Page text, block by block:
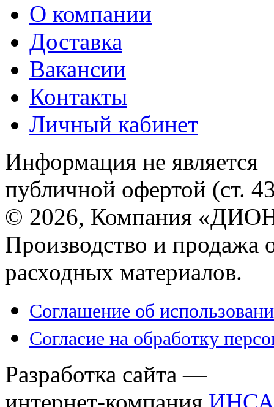
О компании
Доставка
Вакансии
Контакты
Личный кабинет
Информация не является
публичной офертой (ст.
© 2026, Компания
Производство и продажа
расходных материалов.
Соглашение об
Согласие на обработку
Разработка сайта —